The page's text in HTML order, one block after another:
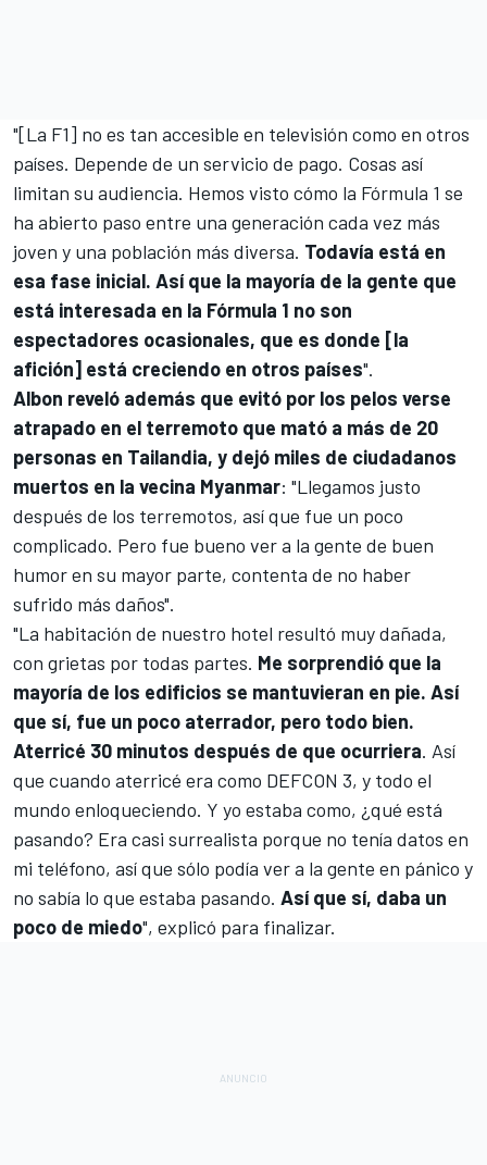
"[La F1] no es tan accesible en televisión como en otros
países. Depende de un servicio de pago. Cosas así
limitan su audiencia. Hemos visto cómo la Fórmula 1 se
ha abierto paso entre una generación cada vez más
joven y una población más diversa. Todavía está en
esa fase inicial. Así que la mayoría de la gente que
está interesada en la Fórmula 1 no son
espectadores ocasionales, que es donde [la
afición] está creciendo en otros países".
Albon reveló además que evitó por los pelos verse
atrapado en el terremoto que mató a más de 20
personas en Tailandia, y dejó miles de ciudadanos
muertos en la vecina Myanmar: "Llegamos justo
después de los terremotos, así que fue un poco
complicado. Pero fue bueno ver a la gente de buen
humor en su mayor parte, contenta de no haber
sufrido más daños".
"La habitación de nuestro hotel resultó muy dañada,
con grietas por todas partes. Me sorprendió que la
mayoría de los edificios se mantuvieran en pie. Así
que sí, fue un poco aterrador, pero todo bien.
Aterricé 30 minutos después de que ocurriera. Así
que cuando aterricé era como DEFCON 3, y todo el
mundo enloqueciendo. Y yo estaba como, ¿qué está
pasando? Era casi surrealista porque no tenía datos en
mi teléfono, así que sólo podía ver a la gente en pánico y
no sabía lo que estaba pasando. Así que sí, daba un
poco de miedo", explicó para finalizar.